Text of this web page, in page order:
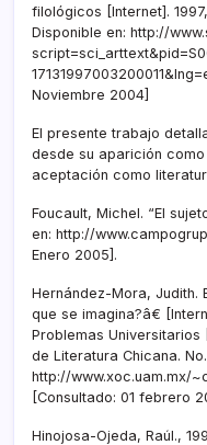
filológicos [Internet].
Disponible en: http://
Noviembre 2004]
El presente trabajo
desde su aparición
aceptación como
Foucault, Michel. “El
en: http://
Enero 2005].
Hernández-Mora, Judith.
que se imagina?â€
Problemas
de Literatura Chicana.
http://www.xoc.uam.mx/
[Consultado: 01 febrero
Hinojosa-Ojeda, Raúl.,